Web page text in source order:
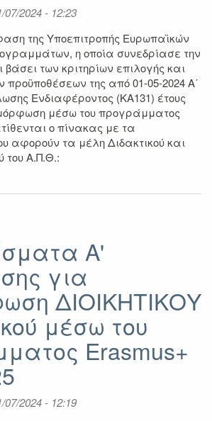
07/2024 - 12:23
της Υποεπιτροπής Ευρωπαϊκών
η οποία συνεδρίασε την
βάσει των κριτηρίων επιλογής και
της από 01-05-2024 Α΄
Ενδιαφέροντος (ΚΑ131) έτους
μέσω του προγράμματος
ο πίνακας με τα
αφορούν τα μέλη Διδακτικού και
του Α.Π.Θ.:
Α'
για
ΔΙΟΙΚΗΤΙΚΟΥ
μέσω του
Erasmus+
07/2024 - 12:19